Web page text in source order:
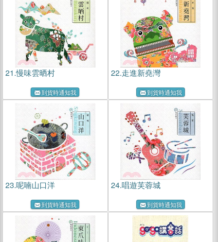
21.慢味雲晒村
到貨時通知我
22.走進新堯灣
到貨時通知我
23.呢喃山口洋
到貨時通知我
24.唱遊芙蓉城
到貨時通知我